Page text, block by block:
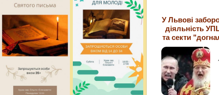
У Львові
діяльність
та секти